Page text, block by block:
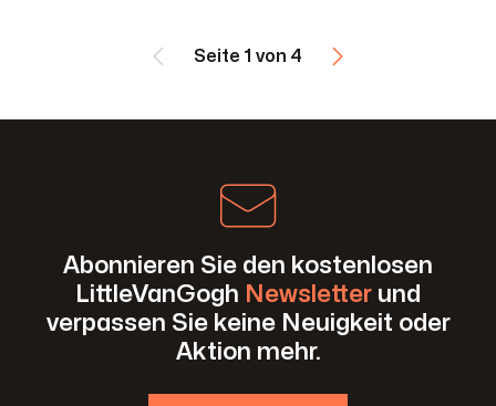
Seite 1 von 4
Abonnieren Sie den kostenlosen
LittleVanGogh Newsletter und
verpassen Sie keine Neuigkeit oder
Aktion mehr.